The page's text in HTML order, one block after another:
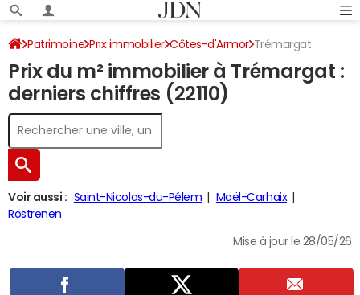
Patrimoine Prix immobilier Côtes-d'Armor Trémargat
Prix du m² immobilier à Trémargat :
derniers chiffres (22110)
Voir aussi : Saint-Nicolas-du-Pélem
Maël-Carhaix
Rostrenen
Mise à jour le 28/05/26